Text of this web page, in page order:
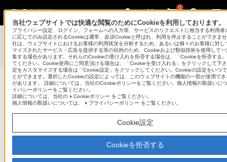
0
使いかたマニュアル（取扱説明 Web版）>
BDZ-FBT6100 / BDZ-FBT4100 / BDZ-FBT2100 / BDZ-
FBW2100 / BDZ-FBW1100 使いかたマニュアル
ブルーレイディスク/DVDレコーダー
サポート・お問い合わせ
当社ウェブサイトでは快適な閲覧のためにCookieを利用しております。
プライバシー設定、ログイン、フォームへの入力等、サービスのリクエストに相当する利用者
に応じてのみ設定されるCookieは通常、必須Cookieと呼ばれ、利用を停止することができま
社は、ウェブサイトにおけるお客様の利用状況を分析するため、あるいは個々のお客様に対し
マイズされたサービス・広告を提供する等の目的のため、Cookieおよび類似技術を使用して
集する場合があります。それらのCookieの受け入れを拒否する場合は、「Cookieを拒否する
てください。Cookie使用にご同意頂ける場合は、「Cookieを受け入れる」をクリックして下
定をカスタマイズする場合は「Cookie設定」をクリックしてください。Cookieの設定をいつ
とができます。選択したCookieの設定によっては、このウェブサイトの機能の一部が使用で
があります。 詳細については、当社のCookieポリシーをご覧ください。個人情報の取扱いに
イバシーポリシーをご覧ください。
詳細については、当社の
Cookieポリシー をご覧ください。
個人情報の取扱いについては、
プライバシーポリシー をご覧ください。
Cookie設定
Cookieを拒否する